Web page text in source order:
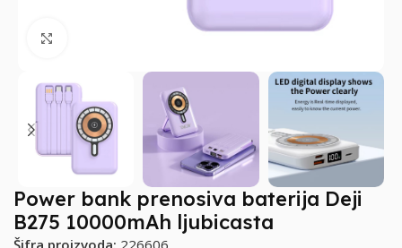
Power bank prenosiva baterija Deji
B275 10000mAh ljubicasta